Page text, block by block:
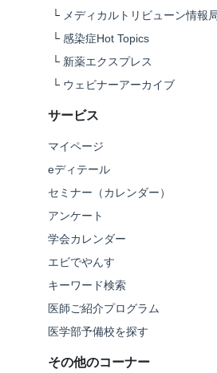
└ メディカルトリビューン情報
└ 感染症Hot Topics
└ 新薬エクスプレス
└ ウェビナーアーカイブ
サービス
マイページ
eディテール
セミナー（カレンダー）
アンケート
学会カレンダー
エビでやんす
キーワード検索
医師ご紹介プログラム
医学部予備校を探す
その他のコーナー